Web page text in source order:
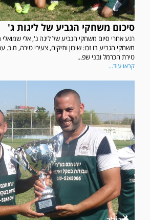
סיכום משחקי הגביע של ליגות ג'
רגע אחרי סיום משחקי הגביע של ליגה ג', אלי
משחקי הגביע בו זכו: שיכון ותיקים, צעירי טירה,
טירת הכרמל ובני שפ...
קראו עוד...